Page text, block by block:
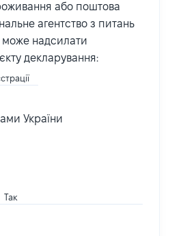
або поштова
агентство з питань
може надсилати
декларування:
України
Так